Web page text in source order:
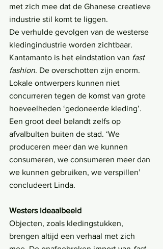
met zich mee dat de Ghanese creatieve
industrie stil komt te liggen.
De verhulde gevolgen van de westerse
kledingindustrie worden zichtbaar.
Kantamanto is het eindstation van fast
fashion. De overschotten zijn enorm.
Lokale ontwerpers kunnen niet
concurreren tegen de komst van grote
hoeveelheden ‘gedoneerde kleding’.
Een groot deel belandt zelfs op
afvalbulten buiten de stad. ‘We
produceren meer dan we kunnen
consumeren, we consumeren meer dan
we kunnen gebruiken, we verspillen’
concludeert Linda.
Westers ideaalbeeld
Objecten, zoals kledingstukken,
brengen altijd een verhaal met zich